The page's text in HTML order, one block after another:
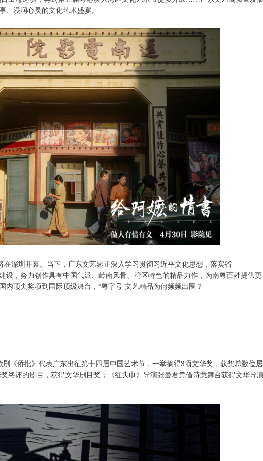
浸润心灵的文化艺术盛宴。
深圳开幕。当下，广东文艺界正深入学习贯彻习近平文化思想，落实省
设，努力创作具有中国气派、岭南风骨、湾区特色的精品力作，为南粤百姓提供更
顶尖奖项到国际顶级舞台，“粤字号”文艺精品为何频频出圈？
《侨批》代表广东出征第十四届中国艺术节，一举摘得3项文华奖，获奖总数位居
终评的剧目，获得文华剧目奖；《红头巾》导演张曼君凭借诗意舞台获得文华导